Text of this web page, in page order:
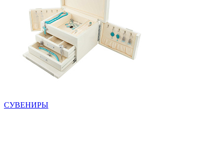
СУВЕНИРЫ